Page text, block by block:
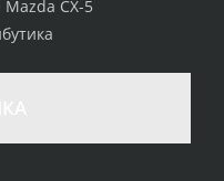
Гарантия качества
CX-5